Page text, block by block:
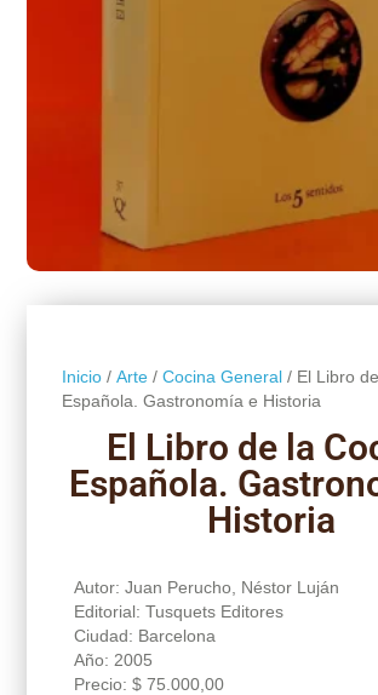
Inicio/ Arte/ Cocina General/ El Libro
Española. Gastronomía e Historia
El Libro de la
Española.
Historia
Autor: Juan Perucho, Néstor Luján
Editorial: Tusquets Editores
Ciudad: Barcelona
Año: 2005
Precio: $75.000,00